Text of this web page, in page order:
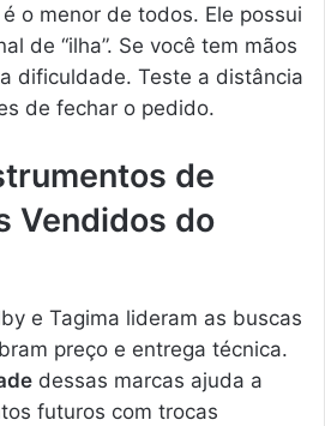
o menor de todos. Ele possui
de “ilha”. Se você tem mãos
dificuldade. Teste a distância
de fechar o pedido.
de
Vendidos do
e Tagima lideram as buscas
preço e entrega técnica.
dessas marcas ajuda a
futuros com trocas